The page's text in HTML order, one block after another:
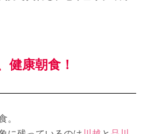
健康朝食！
。